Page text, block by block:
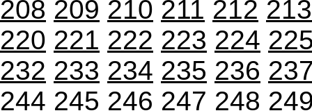
208 209 210 211 212 213
220 221 222 223 224
232 233 234 235 236
244 245 246 247 248